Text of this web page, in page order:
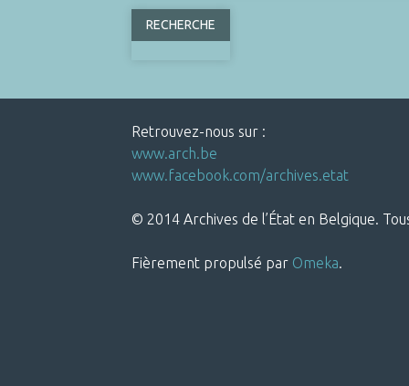
Retrouvez-nous sur :
www.arch.be
www.facebook.com/archives.etat
© 2014 Archives de l’État en Belgique.
Fièrement propulsé par Omeka.